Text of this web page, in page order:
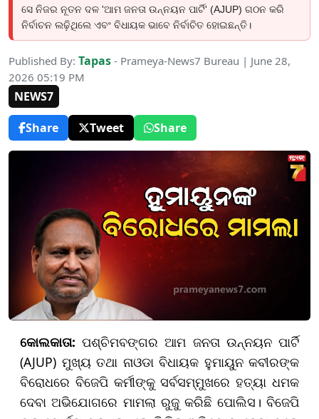
ସେ ନିଜର ନୂତନ ଦଳ 'ଆମ ଜନତା ଉନ୍ନୟନ ପାର୍ଟି' (AJUP) ଗଠନ କରି
ନିର୍ବାଚନ ଲଢ଼ିଥିଲେ ଏବଂ ବିଧାୟକ ଭାବେ ନିର୍ବାଚିତ ହୋଇଛନ୍ତି।
Published By: Tapas - Prameya-News7 Bureau | June 28,
2026 05:19 PM
NEWS7
Share
Tweet Share
କୋଲକାତା: ପଶ୍ଚିମବଙ୍ଗର ଆମ ଜନତା ଉନ୍ନୟନ ପାର୍ଟି
(AJUP) ମୁଖ୍ୟ ତଥା ନାଓଡା ବିଧାୟକ ହୁମାୟୁନ କବୀରଙ୍କ
ବିରୋଧରେ ବିଜେପି କର୍ମୀଙ୍କୁ ସର୍ବସମ୍ମୁଖରେ ହତ୍ୟା ଧମକ
ଦେବା ଅଭିଯୋଗରେ ମାମଲା ରୁଜୁ କରିଛି ପୋଲିସ। ବିଜେପି